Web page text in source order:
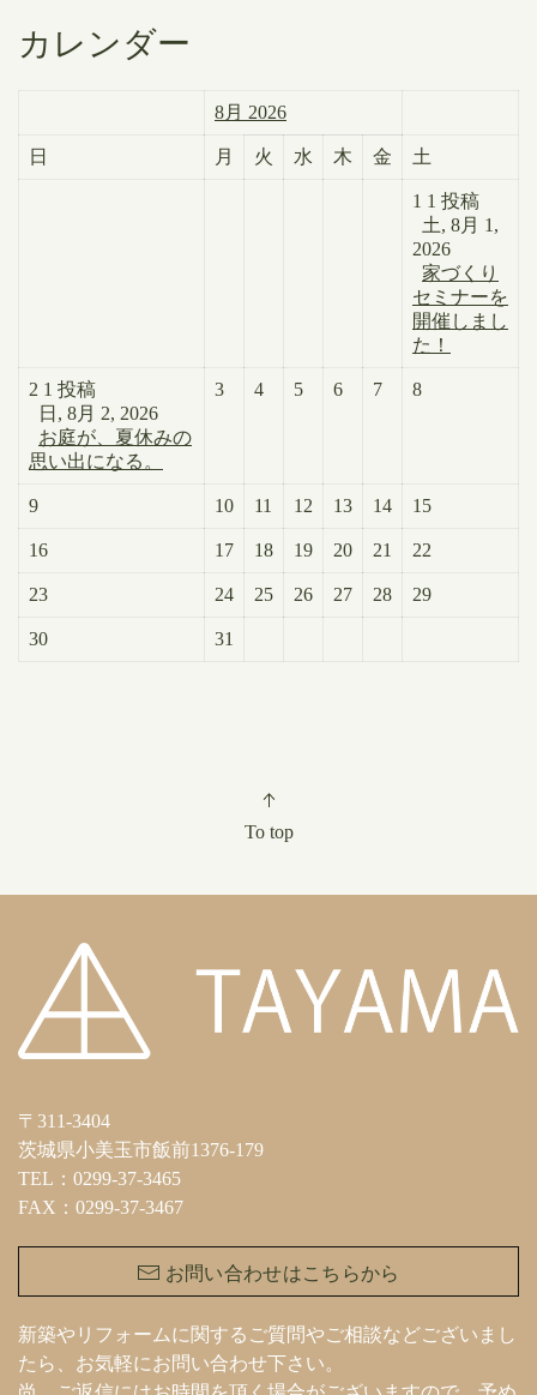
カレンダー
8月 2026
日 月 火 水 木 金 土
1 1 投稿
土, 8月 1,
2026
家づくり
セミナーを
開催しまし
た！
2 1 投稿
日, 8月 2, 2026
お庭が、夏休みの
思い出になる。
3 4 5 6 7 8
9 10 11 12 13 14 15
16 17 18 19 20 21 22
23 24 25 26 27 28 29
30 31
To top
〒311-3404
茨城県小美玉市飯前1376-179
TEL：0299-37-3465
FAX：0299-37-3467
お問い合わせはこちらから
新築やリフォームに関するご質問やご相談などございまし
たら、お気軽にお問い合わせ下さい。